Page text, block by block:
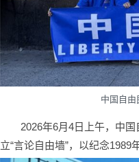
中国自
2026年6月4日上午，中
立“言论自由墙”，以纪念1989